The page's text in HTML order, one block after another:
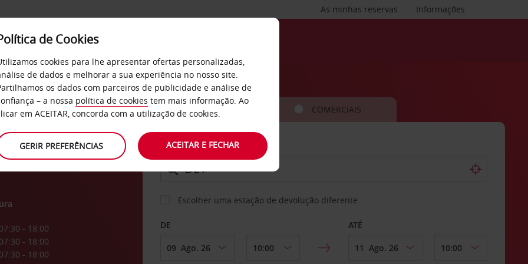
Informações
As minhas reservas
SERVIÇOS EMPRESAS
07:30 - 18:00
07:30 - 18:00
07:30 - 18:00
CARRO COMERCIAIS
LEVANTAR EM
Escolher uma estação de devolução diferente
DE ATÉ
de Cookies
cookies para lhe apresentar ofertas personalizadas,
de dados e melhorar a sua experiência no nosso site.
os dados com parceiros de publicidade e análise de
– a nossa política de cookies tem mais informação. Ao
em ACEITAR, concorda com a utilização de cookies.
GERIR PREFERÊNCIAS ACEITAR E FECHAR